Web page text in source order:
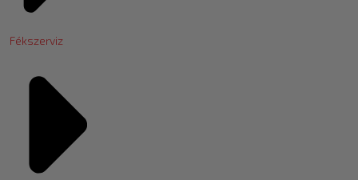
Fékszerviz